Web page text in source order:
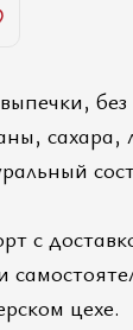
без
сахара,
с
цехе.